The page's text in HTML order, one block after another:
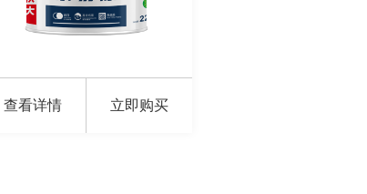
查看详情 立即购买